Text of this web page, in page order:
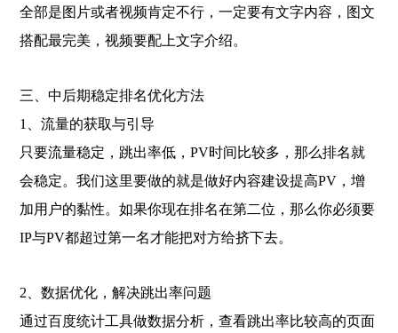
全部是图片或者视频肯定不行，一定要有文字内容，图文
搭配最完美，视频要配上文字介绍。
三、中后期稳定排名优化方法
1、流量的获取与引导
只要流量稳定，跳出率低，PV时间比较多，那么排名就
会稳定。我们这里要做的就是做好内容建设提高PV，增
加用户的黏性。如果你现在排名在第二位，那么你必须要
IP与PV都超过第一名才能把对方给挤下去。
2、数据优化，解决跳出率问题
通过百度统计工具做数据分析，查看跳出率比较高的页面